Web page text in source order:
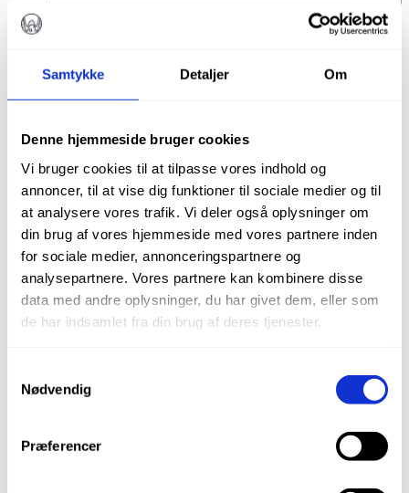
Samtykke Detaljer Om
Denne hjemmeside bruger cookies
Vi bruger cookies til at tilpasse vores indhold og
annoncer, til at vise dig funktioner til sociale medier og til
at analysere vores trafik. Vi deler også oplysninger om
din brug af vores hjemmeside med vores partnere inden
for sociale medier, annonceringspartnere og
analysepartnere. Vores partnere kan kombinere disse
data med andre oplysninger, du har givet dem, eller som
de har indsamlet fra din brug af deres tjenester.
Nødvendig
Præferencer
Varenr.: 531299
Komposit, Brilliant EverGlow, kapsler